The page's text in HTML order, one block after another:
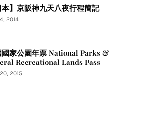
本】京阪神九天八夜行程簡記
2014
國家公園年票 National Parks &
Recreational Lands Pass
2015